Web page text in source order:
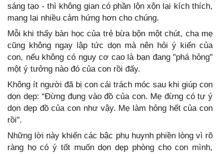
sáng tạo - thì không gian có phần lộn xộn lại kích thích,
mang lại nhiều cảm hứng hơn cho chúng.
Mỗi khi thấy bàn học của trẻ bừa bộn một chút, cha mẹ
cũng không ngay lập tức dọn mà nên hỏi ý kiến của
con, nếu không có nguy cơ cao là bạn đang "phá hỏng"
một ý tưởng nào đó của con rồi đấy.
Không ít người đã bị con cái trách móc sau khi giúp con
dọn dẹp: “Đừng đụng vào đồ của con. Mẹ đừng có tự ý
dọn dẹp đồ của con như vậy. Mẹ làm hỏng hết của con
rồi".
Những lời này khiến các bậc phụ huynh phiền lòng vì rõ
ràng họ có ý tốt muốn dọn dẹp phòng cho con mình,